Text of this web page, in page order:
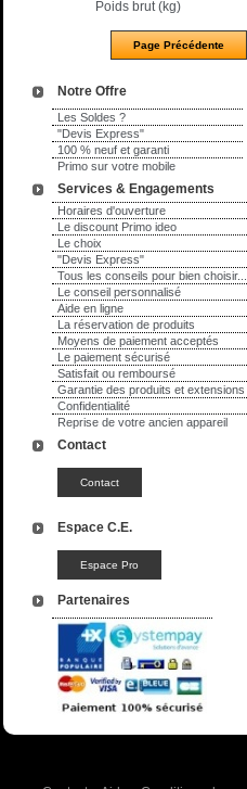
Notre Offre
Les Soldes ?
"Devis Express"
100 % neuf et garanti
Primo sur votre mobile
Services & Engagements
Horaires d'ouverture
Le discount Primo ideo
Le choix
"Devis Express"
Tous les conseils pour bien choisir...
Le conseil personnalisé
Aide en ligne
La réservation de produits
Moyens de paiement acceptés
Le paiement sécurisé
Satisfait ou remboursé
Garantie des produits et
Confidentialité
Reprise de votre ancien appareil
Contact
Espace C.E.
Partenaires
Poids brut (kg)